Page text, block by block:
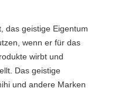
das geistige Eigentum
wenn er für das
wirbt und
Das geistige
und andere Marken